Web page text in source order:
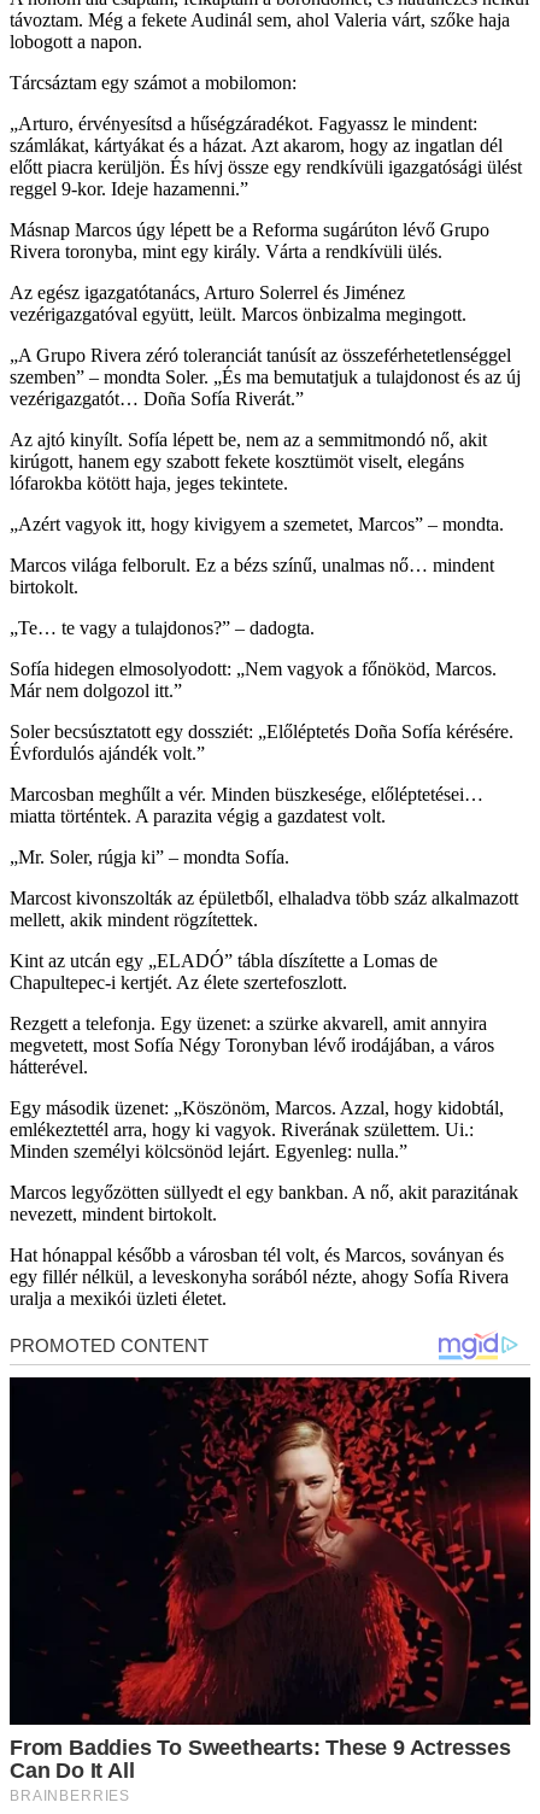
távoztam. Még a fekete Audinál sem, ahol Valeria várt, szőke haja
lobogott a napon.
Tárcsáztam egy számot a mobilomon:
„Arturo, érvényesítsd a hűségzáradékot. Fagyassz le mindent:
számlákat, kártyákat és a házat. Azt akarom, hogy az ingatlan dél
előtt piacra kerüljön. És hívj össze egy rendkívüli igazgatósági ülést
reggel 9-kor. Ideje hazamenni.”
Másnap Marcos úgy lépett be a Reforma sugárúton lévő Grupo
Rivera toronyba, mint egy király. Várta a rendkívüli ülés.
Az egész igazgatótanács, Arturo Solerrel és Jiménez
vezérigazgatóval együtt, leült. Marcos önbizalma megingott.
„A Grupo Rivera zéró toleranciát tanúsít az összeférhetetlenséggel
szemben” – mondta Soler. „És ma bemutatjuk a tulajdonost és az új
vezérigazgatót… Doña Sofía Riverát.”
Az ajtó kinyílt. Sofía lépett be, nem az a semmitmondó nő, akit
kirúgott, hanem egy szabott fekete kosztümöt viselt, elegáns
lófarokba kötött haja, jeges tekintete.
„Azért vagyok itt, hogy kivigyem a szemetet, Marcos” – mondta.
Marcos világa felborult. Ez a bézs színű, unalmas nő… mindent
birtokolt.
„Te… te vagy a tulajdonos?” – dadogta.
Sofía hidegen elmosolyodott: „Nem vagyok a főnököd, Marcos.
Már nem dolgozol itt.”
Soler becsúsztatott egy dossziét: „Előléptetés Doña Sofía kérésére.
Évfordulós ajándék volt.”
Marcosban meghűlt a vér. Minden büszkesége, előléptetései…
miatta történtek. A parazita végig a gazdatest volt.
„Mr. Soler, rúgja ki” – mondta Sofía.
Marcost kivonszolták az épületből, elhaladva több száz alkalmazott
mellett, akik mindent rögzítettek.
Kint az utcán egy „ELADÓ” tábla díszítette a Lomas de
Chapultepec-i kertjét. Az élete szertefoszlott.
Rezgett a telefonja. Egy üzenet: a szürke akvarell, amit annyira
megvetett, most Sofía Négy Toronyban lévő irodájában, a város
hátterével.
Egy második üzenet: „Köszönöm, Marcos. Azzal, hogy kidobtál,
emlékeztettél arra, hogy ki vagyok. Riverának születtem. Ui.:
Minden személyi kölcsönöd lejárt. Egyenleg: nulla.”
Marcos legyőzötten süllyedt el egy bankban. A nő, akit parazitának
nevezett, mindent birtokolt.
Hat hónappal később a városban tél volt, és Marcos, soványan és
egy fillér nélkül, a leveskonyha sorából nézte, ahogy Sofía Rivera
uralja a mexikói üzleti életet.